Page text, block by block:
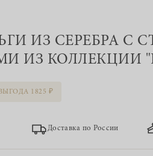
ИЗ СЕРЕБРА С
ИЗ КОЛЛЕКЦИИ
1825
Доставка по России